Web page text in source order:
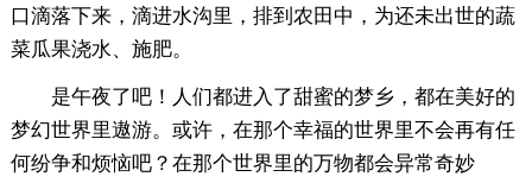
口滴落下来，滴进水沟里，排到农田中，为还未出世的蔬
菜瓜果浇水、施肥。
是午夜了吧！人们都进入了甜蜜的梦乡，都在美好的
梦幻世界里遨游。或许，在那个幸福的世界里不会再有任
何纷争和烦恼吧？在那个世界里的万物都会异常奇妙